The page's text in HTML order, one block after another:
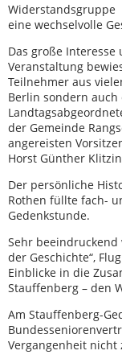
Widerstandsgruppe
eine wechselvolle
Das große
Veranstaltung
Teilnehmer aus
Berlin sondern
der Gemeinde
angereisten
Horst Günther
Der persönliche
Rothen füllte fach-
Gedenkstunde.
Sehr beeindruckend
der Geschichte“,
Einblicke in die
Stauffenberg – den
Am Stauffenberg-
Vergangenheit nicht